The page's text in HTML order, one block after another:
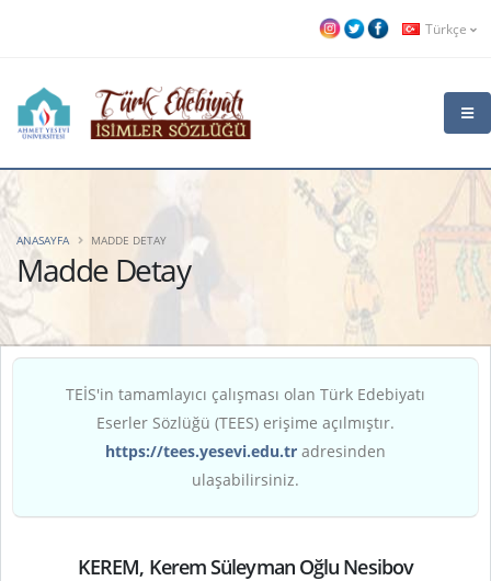
Türkçe
Madde Detay
ANASAYFA MADDE DETAY
TEİS'in tamamlayıcı çalışması olan Türk Edebiyatı
Eserler Sözlüğü (TEES) erişime açılmıştır.
https://tees.yesevi.edu.tr adresinden
ulaşabilirsiniz.
KEREM, Kerem Süleyman Oğlu Nesibov